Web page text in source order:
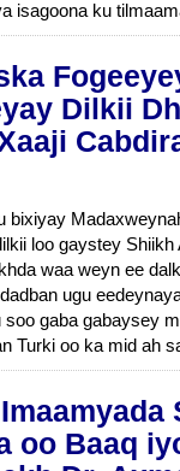
isagoona ku
Dilkii
bixiyay
loo gaystey
waa weyn ee
ugu
gaba gabaysey
Turki oo ka mid ah
oo Baaq